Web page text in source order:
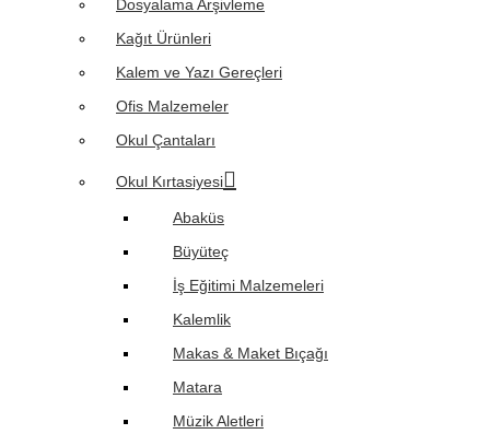
Dosyalama Arşivleme
Kağıt Ürünleri
Kalem ve Yazı Gereçleri
Ofis Malzemeler
Okul Çantaları
Okul Kırtasiyesi
Abaküs
Büyüteç
İş Eğitimi Malzemeleri
Kalemlik
Makas & Maket Bıçağı
Matara
Müzik Aletleri